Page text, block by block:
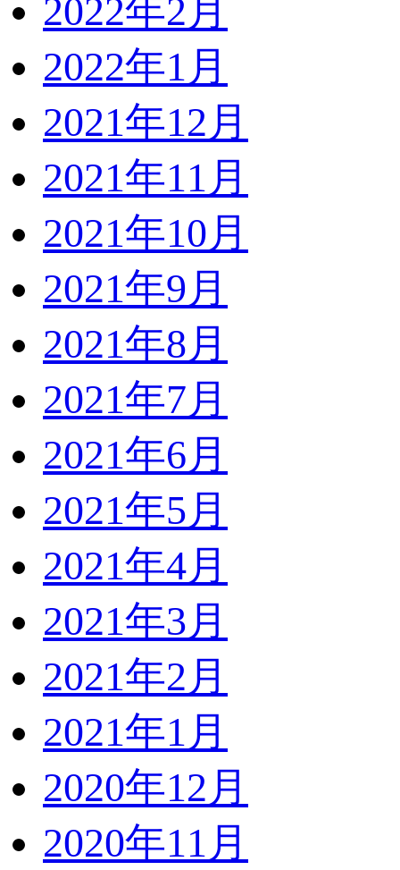
2022年2月
2022年1月
2021年12月
2021年11月
2021年10月
2021年9月
2021年8月
2021年7月
2021年6月
2021年5月
2021年4月
2021年3月
2021年2月
2021年1月
2020年12月
2020年11月